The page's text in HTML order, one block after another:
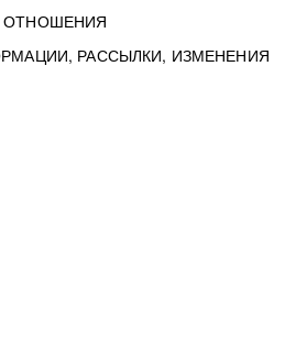
ОТНОШЕНИЯ
РАССЫЛКИ, ИЗМЕНЕНИЯ